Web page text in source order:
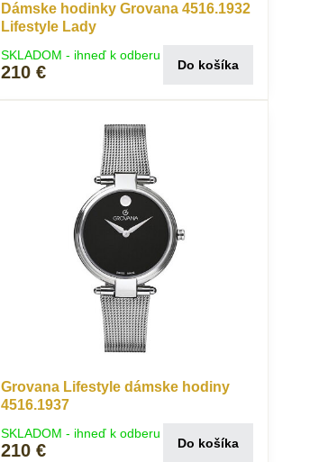
Dámske hodinky Grovana 4516.1932
Lifestyle Lady
SKLADOM - ihneď k odberu
210 € Do košíka
Grovana Lifestyle dámske hodiny
4516.1937
SKLADOM - ihneď k odberu
210 € Do košíka